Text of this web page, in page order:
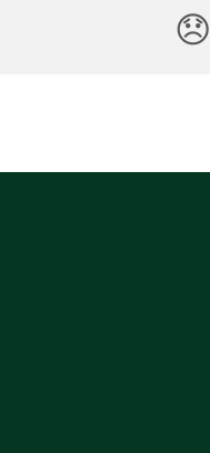
😞